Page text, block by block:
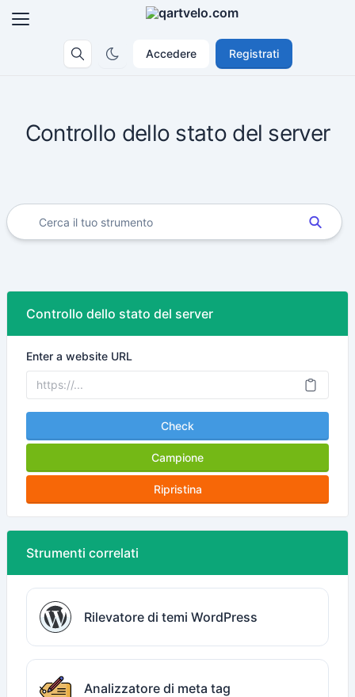
Accedere Registrati
Controllo dello stato del server
Controllo dello stato del server
Enter a website URL
Check
Campione
Ripristina
Strumenti correlati
Rilevatore di temi WordPress
Analizzatore di meta tag